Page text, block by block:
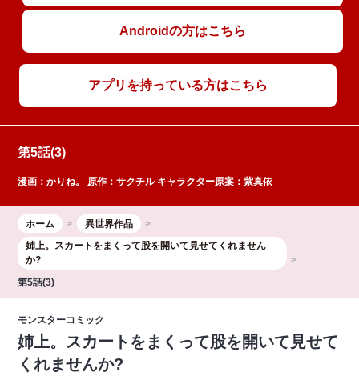
Androidの方はこちら
アプリを持っている方はこちら
第5話(3)
漫画：かりね。 原作：サクチルキャラクター原案：紫真依
ホーム
異世界作品
姉上。スカートをまくって股を開いて見せてくれません
か?
第5話(3)
モンスターコミック
姉上。スカートをまくって股を開いて見せて
くれませんか?